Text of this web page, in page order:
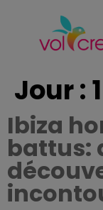
Jour :
Ibiza
battus: